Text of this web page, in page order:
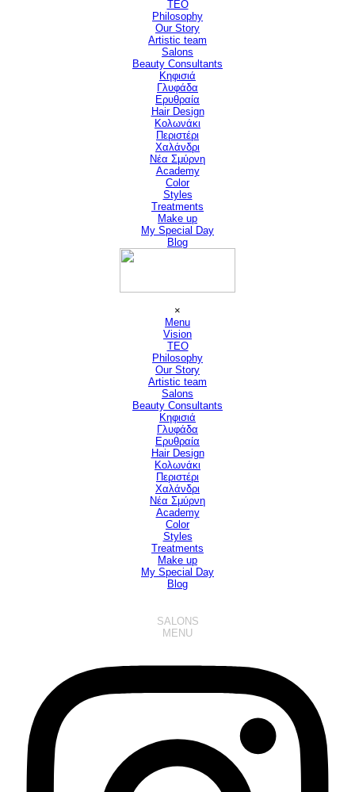
TEO
Philosophy
Our Story
Artistic team
Salons
Beauty Consultants
Κηφισιά
Γλυφάδα
Ερυθραία
Hair Design▼
Κολωνάκι
Περιστέρι
Χαλάνδρι
Νέα Σμύρνη
Academy
Color
Styles
Treatments
Make up
My Special Day
Blog
×
Menu
Vision
TEO
Philosophy
Our Story
Artistic team
Salons
Beauty Consultants
Κηφισιά
Γλυφάδα
Ερυθραία
Hair Design▼
Κολωνάκι
Περιστέρι
Χαλάνδρι
Νέα Σμύρνη
Academy
Color
Styles
Treatments
Make up
My Special Day
Blog
SALONS
MENU